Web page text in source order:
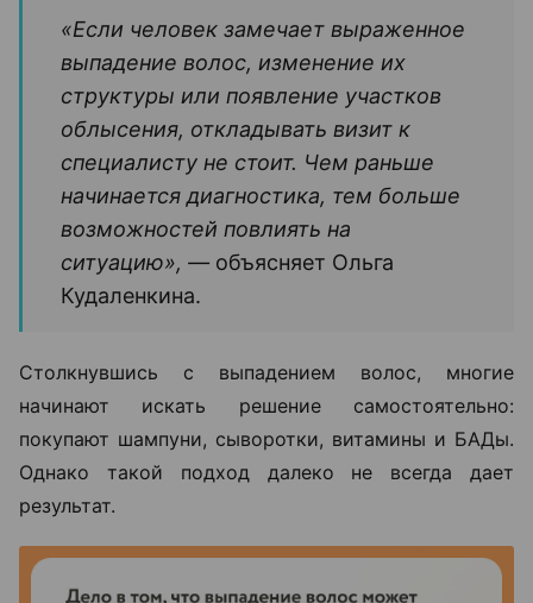
«Если человек замечает выраженное
выпадение волос, изменение их
структуры или появление участков
облысения, откладывать визит к
специалисту не стоит. Чем раньше
начинается диагностика, тем больше
возможностей повлиять на
ситуацию», — объясняет Ольга
Кудаленкина.
Столкнувшись с выпадением волос, многие
начинают искать решение самостоятельно:
покупают шампуни, сыворотки, витамины и БАДы.
Однако такой подход далеко не всегда дает
результат.